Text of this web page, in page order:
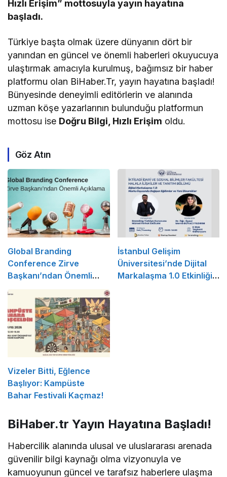
Hızlı Erişim” mottosuyla yayın hayatına
başladı.
Türkiye başta olmak üzere dünyanın dört bir
yanından en güncel ve önemli haberleri okuyucuya
ulaştırmak amacıyla kurulmuş, bağımsız bir haber
platformu olan BiHaber.Tr, yayın hayatına başladı!
Bünyesinde deneyimli editörlerin ve alanında
uzman köşe yazarlarının bulunduğu platformun
mottosu ise Doğru Bilgi, Hızlı Erişim oldu.
Göz Atın
Global Branding
Conference Zirve
Başkanı’ndan Önemli
Açıklama
İstanbul Gelişim
Üniversitesi’nde Dijital
Markalaşma 1.0 Etkinliği
Vizeler Bitti, Eğlence
Başlıyor: Kampüste
Bahar Festivali Kaçmaz!
BiHaber.tr Yayın Hayatına Başladı!
Habercilik alanında ulusal ve uluslararası arenada
güvenilir bilgi kaynağı olma vizyonuyla ve
kamuoyunun güncel ve tarafsız haberlere ulaşma